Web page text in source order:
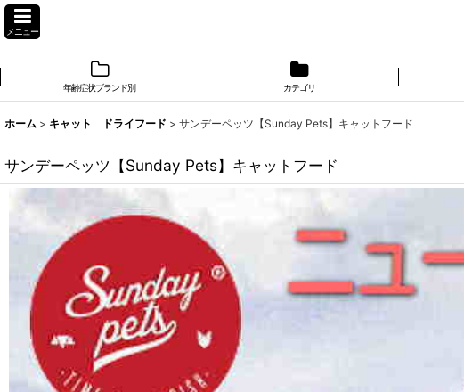
メニュー
年齢症状ブランド別 カテゴリ
ホーム > キャット ドライフード > サンデーペッツ【Sunday Pets】キャットフード
サンデーペッツ【Sunday Pets】キャットフード